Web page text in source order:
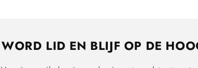
WORD LID EN BLIJF OP DE